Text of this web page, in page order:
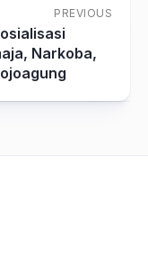
PREVIOUS
Narkoba,